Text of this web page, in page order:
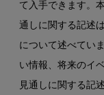
て入手できます。
通しに関する記述
について述べてい
い情報、将来のイ
見通しに関する記